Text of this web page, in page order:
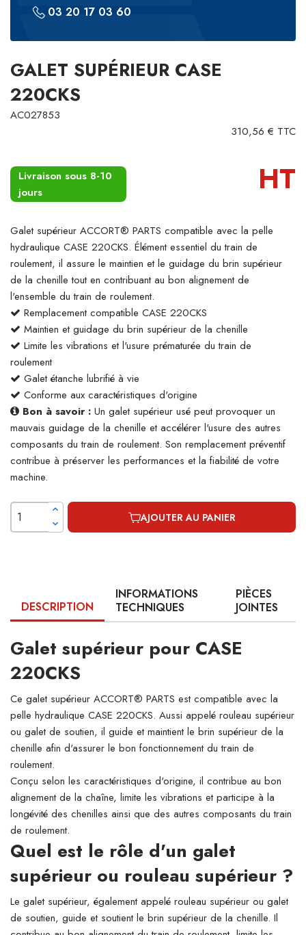
03 20 17 03 60
GALET SUPÉRIEUR CASE
220CKS
AC027853
310,56 € TTC
Livraison sous 8-10
jours
HT
Galet supérieur ACCORT® PARTS compatible avec la pelle
hydraulique CASE 220CKS. Élément essentiel du train de
roulement, il assure le maintien et le guidage du brin supérieur
de la chenille tout en contribuant au bon alignement de
l'ensemble du train de roulement.
Remplacement compatible CASE 220CKS
Maintien et guidage du brin supérieur de la chenille
Limite les vibrations et l'usure prématurée du train de
roulement
Galet étanche lubrifié à vie
Conforme aux caractéristiques d'origine
Bon à savoir : Un galet supérieur usé peut provoquer un
mauvais guidage de la chenille et accélérer l'usure des autres
composants du train de roulement. Son remplacement préventif
contribue à préserver les performances et la fiabilité de votre
machine.
AJOUTER AU PANIER
DESCRIPTION
INFORMATIONS
TECHNIQUES
PIÈCES
JOINTES
Galet supérieur pour CASE
220CKS
Ce galet supérieur ACCORT® PARTS est compatible avec la
pelle hydraulique CASE 220CKS. Aussi appelé rouleau supérieur
ou galet de soutien, il guide et maintient le brin supérieur de la
chenille afin d'assurer le bon fonctionnement du train de
roulement.
Conçu selon les caractéristiques d'origine, il contribue au bon
alignement de la chaîne, limite les vibrations et participe à la
longévité des chenilles ainsi que des autres composants du train
de roulement.
Quel est le rôle d'un galet
supérieur ou rouleau supérieur ?
Le galet supérieur, également appelé rouleau supérieur ou galet
de soutien, guide et soutient le brin supérieur de la chenille. Il